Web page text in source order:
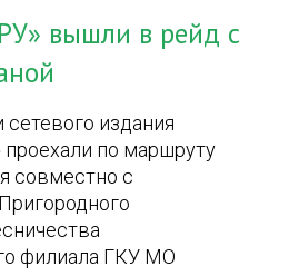
вышли в рейд с
издания
по маршруту
совместно с
филиала ГКУ МО